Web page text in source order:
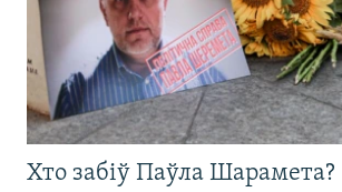
Хто забіў Паўла Шарамета?